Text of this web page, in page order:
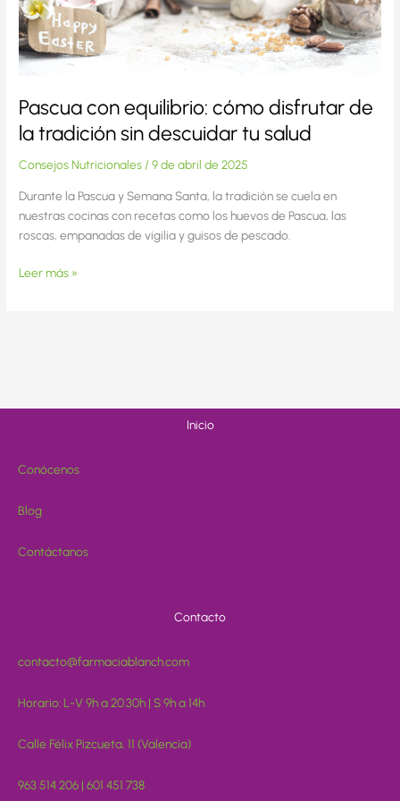
Pascua con equilibrio: cómo disfrutar de
la tradición sin descuidar tu salud
Consejos Nutricionales /9 de abril de 2025
Durante la Pascua y Semana Santa, la tradición se cuela en
nuestras cocinas con recetas como los huevos de Pascua, las
roscas, empanadas de vigilia y guisos de pescado.
tradición
sin
descuidar
tu
Leer más »
Inicio
Conócenos
Blog
Contáctanos
Contacto
contacto@farmaciablanch.com
Horario: L-V 9h a 20.30h | S 9h a 14h
Calle Félix Pizcueta, 11 (Valencia)
963 514 206 | 601 451 738